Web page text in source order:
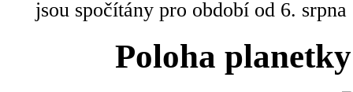
jsou spočítány pro období od 6.
Poloha